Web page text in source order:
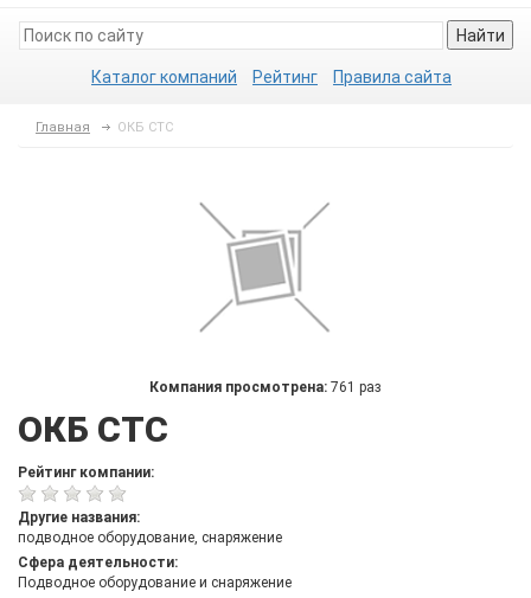
Найти
Каталог компаний Рейтинг Правила сайта
Главная ОКБ СТС
Компания просмотрена: 761 раз
ОКБ СТС
Рейтинг компании:
Другие названия:
подводное оборудование, снаряжение
Сфера деятельности:
Подводное оборудование и снаряжение